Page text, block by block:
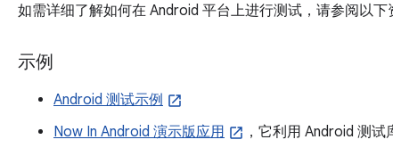
如需详细了解如何在 Android 平台上进行测试，请参阅以下
示例
Android 测试示例
Now In Android 演示版应用
，它利用 Android 测试